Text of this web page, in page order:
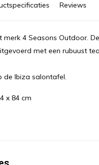
Reviews
merk 4 Seasons Outdoor.
met een rubuust
de Ibiza salontafel.
x 84 cm